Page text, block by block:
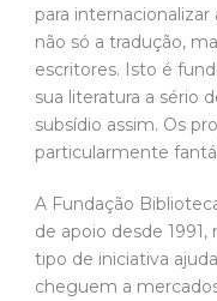
para
não só a tradução,
escritores. Isto é
sua literatura a sério
subsídio assim. Os
particularmente
A Fundação
de apoio desde
tipo de iniciativa
cheguem a